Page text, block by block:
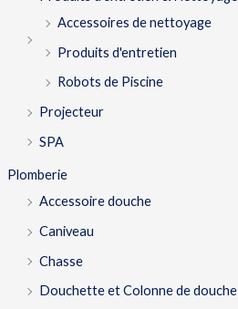
Accessoires de nettoyage
Produits d'entretien
Robots de Piscine
Projecteur
SPA
Plomberie
Accessoire douche
Caniveau
Chasse
Douchette et Colonne de douche